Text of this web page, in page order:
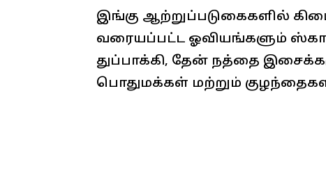
இங்கு ஆற்றுப்படுகைகளில்
வரையப்பட்ட ஓவியங்களும்
துப்பாக்கி, தேன் நத்தை
பொதுமக்கள் மற்றும்